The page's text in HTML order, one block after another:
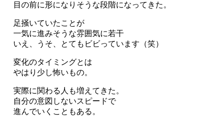
目の前に形になりそうな段階になってきた。
足掻いていたことが
一気に進みそうな雰囲気に若干
いえ、うそ、とてもビビっています（笑）
変化のタイミングとは
やはり少し怖いもの。
実際に関わる人も増えてきた。
自分の意図しないスピードで
進んでいくこともある。